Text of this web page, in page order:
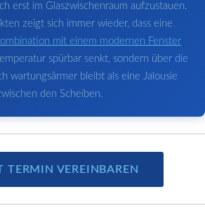
erst im Glaszwischenraum aufzustauen.
zeigt sich immer wieder, dass eine
mit einem modernen Fenster
spürbar senkt, sondern über die
wartungsärmer bleibt als eine Jalousie
den Scheiben.
TERMIN VEREINBAREN